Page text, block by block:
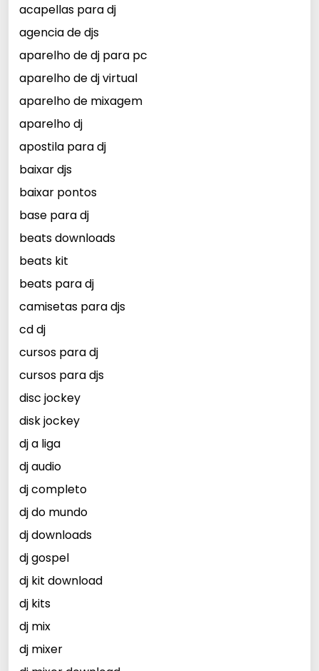
acapellas para dj
agencia de djs
aparelho de dj para pc
aparelho de dj virtual
aparelho de mixagem
aparelho dj
apostila para dj
baixar djs
baixar pontos
base para dj
beats downloads
beats kit
beats para dj
camisetas para djs
cd dj
cursos para dj
cursos para djs
disc jockey
disk jockey
dj a liga
dj audio
dj completo
dj do mundo
dj downloads
dj gospel
dj kit download
dj kits
dj mix
dj mixer